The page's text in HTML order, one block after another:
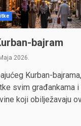
bajram
2026.
Kurban-
svim građankama i
koji obilježavaju